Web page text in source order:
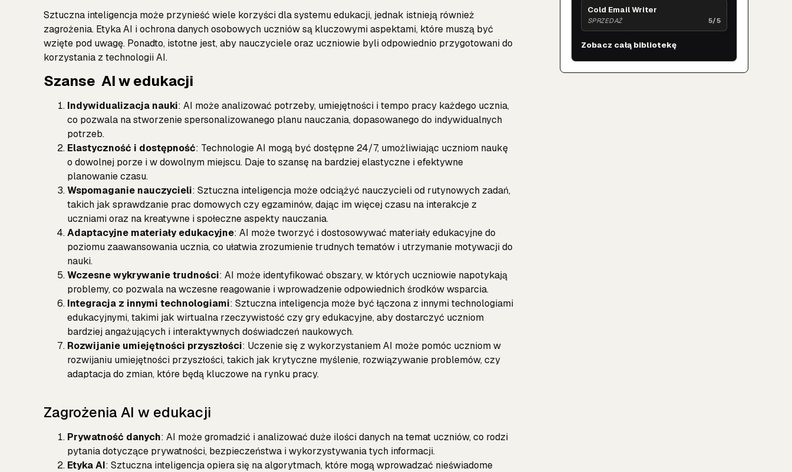
Sztuczna inteligencja może przynieść wiele korzyści dla systemu edukacji, jednak istnieją również
zagrożenia. Etyka AI i ochrona danych osobowych uczniów są kluczowymi aspektami, które muszą być
wzięte pod uwagę. Ponadto, istotne jest, aby nauczyciele oraz uczniowie byli odpowiednio przygotowani do
korzystania z technologii AI.
Szanse AI w edukacji
Indywidualizacja nauki: AI może analizować potrzeby, umiejętności i tempo pracy każdego ucznia,
co pozwala na stworzenie spersonalizowanego planu nauczania, dopasowanego do indywidualnych
potrzeb.
Elastyczność i dostępność: Technologie AI mogą być dostępne 24/7, umożliwiając uczniom naukę
o dowolnej porze i w dowolnym miejscu. Daje to szansę na bardziej elastyczne i efektywne
planowanie czasu.
Wspomaganie nauczycieli: Sztuczna inteligencja może odciążyć nauczycieli od rutynowych zadań,
takich jak sprawdzanie prac domowych czy egzaminów, dając im więcej czasu na interakcje z
uczniami oraz na kreatywne i społeczne aspekty nauczania.
Adaptacyjne materiały edukacyjne: AI może tworzyć i dostosowywać materiały edukacyjne do
poziomu zaawansowania ucznia, co ułatwia zrozumienie trudnych tematów i utrzymanie motywacji do
nauki.
Wczesne wykrywanie trudności: AI może identyfikować obszary, w których uczniowie napotykają
problemy, co pozwala na wczesne reagowanie i wprowadzenie odpowiednich środków wsparcia.
Integracja z innymi technologiami: Sztuczna inteligencja może być łączona z innymi technologiami
edukacyjnymi, takimi jak wirtualna rzeczywistość czy gry edukacyjne, aby dostarczyć uczniom
bardziej angażujących i interaktywnych doświadczeń naukowych.
Rozwijanie umiejętności przyszłości: Uczenie się z wykorzystaniem AI może pomóc uczniom w
rozwijaniu umiejętności przyszłości, takich jak krytyczne myślenie, rozwiązywanie problemów, czy
adaptacja do zmian, które będą kluczowe na rynku pracy.
Zagrożenia AI w edukacji
Prywatność danych: AI może gromadzić i analizować duże ilości danych na temat uczniów, co rodzi
pytania dotyczące prywatności, bezpieczeństwa i wykorzystywania tych informacji.
Etyka AI: Sztuczna inteligencja opiera się na algorytmach, które mogą wprowadzać nieświadome
Cold Email Writer
SPRZEDAŻ 5/5
Zobacz całą bibliotekę